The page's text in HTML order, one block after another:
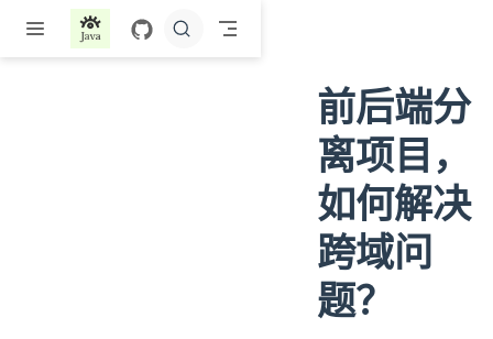
跳至主要內容
前后端分
离项目，
如何解决
跨域问
题？